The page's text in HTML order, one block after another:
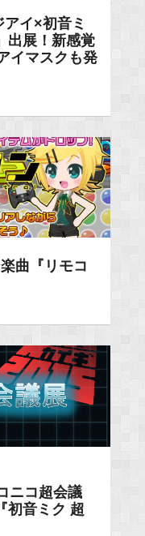
アイ×初音ミ
出展！新感覚
イマスクも発
曲『リモコ
ニコ超会議
初音ミク 超